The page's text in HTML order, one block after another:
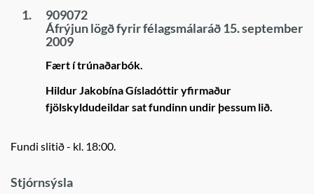
1.
909072
Áfrýjun lögð fyrir félagsmálaráð 15. september
2009
Fært í trúnaðarbók.
Hildur Jakobína Gísladóttir yfirmaður
fjölskyldudeildar sat fundinn undir þessum lið.
Fundi slitið - kl. 18:00.
Stjórnsýsla